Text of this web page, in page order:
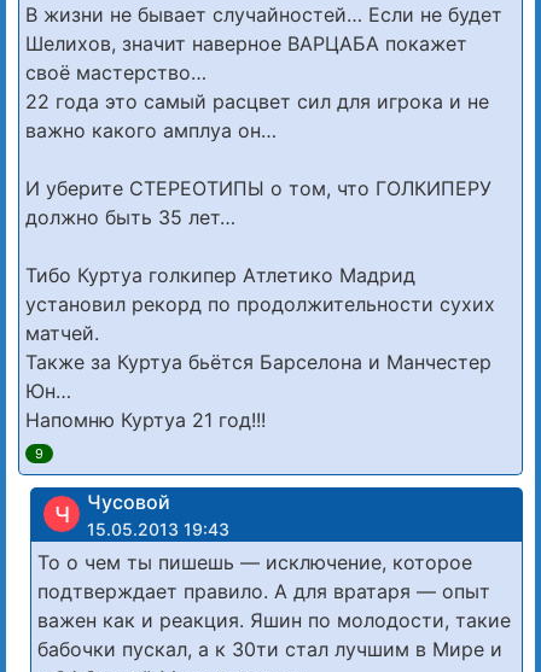
В жизни не бывает случайностей… Если не будет
Шелихов, значит наверное ВАРЦАБА покажет
своё мастерство…
22 года это самый расцвет сил для игрока и не
важно какого амплуа он…
И уберите СТЕРЕОТИПЫ о том, что ГОЛКИПЕРУ
должно быть 35 лет…
Тибо Куртуа голкипер Атлетико Мадрид
установил рекорд по продолжительности сухих
матчей.
Также за Куртуа бьётся Барселона и Манчестер
Юн…
Напомню Куртуа 21 год!!!
9
Ч Чусовой
15.05.2013 19:43
То о чем ты пишешь — исключение, которое
подтверждает правило. А для вратаря — опыт
важен как и реакция. Яшин по молодости, такие
бабочки пускал, а к 30ти стал лучшим в Мире и